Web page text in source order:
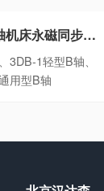
德国WEISS B轴五轴机床永磁同步摆动B轴单元独立标准B轴模块、3DB-1轻型B轴、3DB-2重型B轴、3DB6通用型B轴
3DB-1轻型B轴、
用型B轴